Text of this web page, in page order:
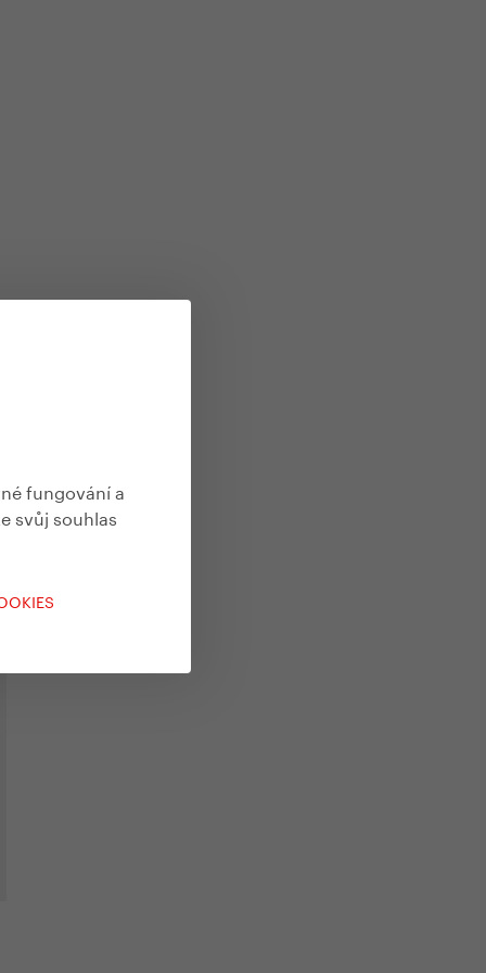
fungování a
svůj souhlas